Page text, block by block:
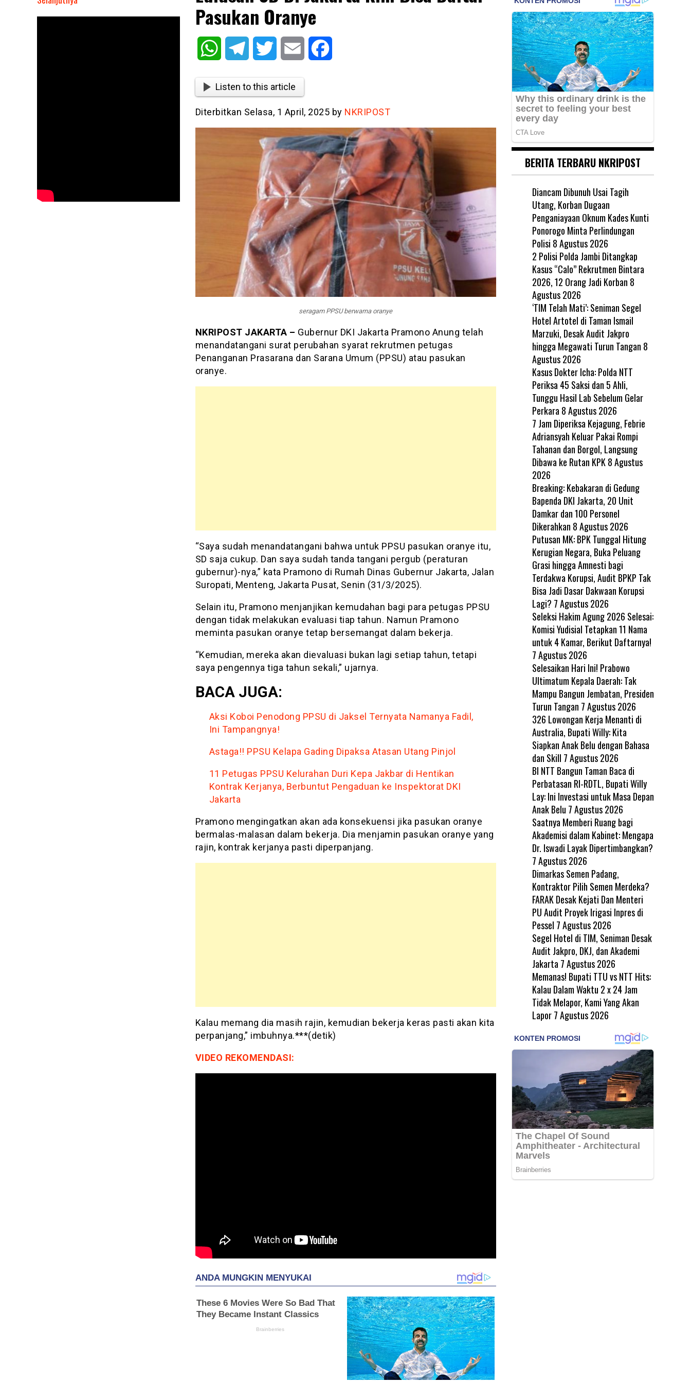
Pasukan Oranye
WhatsAppTelegram Twitter Email
Listen to this article
Diterbitkan Selasa, 1 April, 2025 by NKRIPOST
seragam PPSU berwarna oranye
NKRIPOST JAKARTA – Gubernur DKI Jakarta Pramono Anung telah
menandatangani surat perubahan syarat rekrutmen petugas
Penanganan Prasarana dan Sarana Umum (PPSU) atau pasukan
oranye.
“Saya sudah menandatangani bahwa untuk PPSU pasukan oranye itu,
SD saja cukup. Dan saya sudah tanda tangani pergub (peraturan
gubernur)-nya,” kata Pramono di Rumah Dinas Gubernur Jakarta, Jalan
Suropati, Menteng, Jakarta Pusat, Senin (31/3/2025).
Selain itu, Pramono menjanjikan kemudahan bagi para petugas PPSU
dengan tidak melakukan evaluasi tiap tahun. Namun Pramono
meminta pasukan oranye tetap bersemangat dalam bekerja.
“Kemudian, mereka akan dievaluasi bukan lagi setiap tahun, tetapi
saya pengennya tiga tahun sekali,” ujarnya.
BACA JUGA:
Aksi Koboi Penodong PPSU di Jaksel Ternyata Namanya Fadil,
Ini Tampangnya!
Astaga!! PPSU Kelapa Gading Dipaksa Atasan Utang Pinjol
11 Petugas PPSU Kelurahan Duri Kepa Jakbar di Hentikan
Kontrak Kerjanya, Berbuntut Pengaduan ke Inspektorat DKI
Jakarta
Pramono mengingatkan akan ada konsekuensi jika pasukan oranye
bermalas-malasan dalam bekerja. Dia menjamin pasukan oranye yang
rajin, kontrak kerjanya pasti diperpanjang.
Kalau memang dia masih rajin, kemudian bekerja keras pasti akan kita
perpanjang,” imbuhnya.***(detik)
VIDEO REKOMENDASI:
BERITA TERBARU NKRIPOST
Diancam Dibunuh Usai Tagih
Utang, Korban Dugaan
Penganiayaan Oknum Kades Kunti
Ponorogo Minta Perlindungan
Polisi 8 Agustus 2026
2 Polisi Polda Jambi Ditangkap
Kasus “Calo” Rekrutmen Bintara
2026, 12 Orang Jadi Korban 8
Agustus 2026
‘TIM Telah Mati’: Seniman Segel
Hotel Artotel di Taman Ismail
Marzuki, Desak Audit Jakpro
hingga Megawati Turun Tangan 8
Agustus 2026
Kasus Dokter Icha: Polda NTT
Periksa 45 Saksi dan 5 Ahli,
Tunggu Hasil Lab Sebelum Gelar
Perkara 8 Agustus 2026
7 Jam Diperiksa Kejagung, Febrie
Adriansyah Keluar Pakai Rompi
Tahanan dan Borgol, Langsung
Dibawa ke Rutan KPK 8 Agustus
2026
Breaking: Kebakaran di Gedung
Bapenda DKI Jakarta, 20 Unit
Damkar dan 100 Personel
Dikerahkan 8 Agustus 2026
Putusan MK: BPK Tunggal Hitung
Kerugian Negara, Buka Peluang
Grasi hingga Amnesti bagi
Terdakwa Korupsi, Audit BPKP Tak
Bisa Jadi Dasar Dakwaan Korupsi
Lagi? 7 Agustus 2026
Seleksi Hakim Agung 2026 Selesai:
Komisi Yudisial Tetapkan 11 Nama
untuk 4 Kamar, Berikut Daftarnya!
7 Agustus 2026
Selesaikan Hari Ini! Prabowo
Ultimatum Kepala Daerah: Tak
Mampu Bangun Jembatan, Presiden
Turun Tangan 7 Agustus 2026
326 Lowongan Kerja Menanti di
Australia, Bupati Willy: Kita
Siapkan Anak Belu dengan Bahasa
dan Skill 7 Agustus 2026
BI NTT Bangun Taman Baca di
Perbatasan RI-RDTL, Bupati Willy
Lay: Ini Investasi untuk Masa Depan
Anak Belu 7 Agustus 2026
Saatnya Memberi Ruang bagi
Akademisi dalam Kabinet: Mengapa
Dr. Iswadi Layak Dipertimbangkan?
7 Agustus 2026
Dimarkas Semen Padang,
Kontraktor Pilih Semen Merdeka?
FARAK Desak Kejati Dan Menteri
PU Audit Proyek Irigasi Inpres di
Pessel 7 Agustus 2026
Segel Hotel di TIM, Seniman Desak
Audit Jakpro, DKJ, dan Akademi
Jakarta 7 Agustus 2026
Memanas! Bupati TTU vs NTT Hits:
Kalau Dalam Waktu 2 x 24 Jam
Tidak Melapor, Kami Yang Akan
Lapor 7 Agustus 2026